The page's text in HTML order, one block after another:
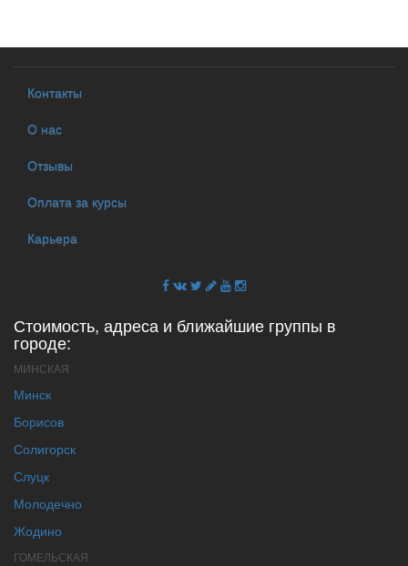
Контакты
О нас
Отзывы
Оплата за курсы
Карьера
Стоимость, адреса и ближайшие группы в
городе:
МИНСКАЯ
Минск
Борисов
Солигорск
Слуцк
Молодечно
Жодино
ГОМЕЛЬСКАЯ